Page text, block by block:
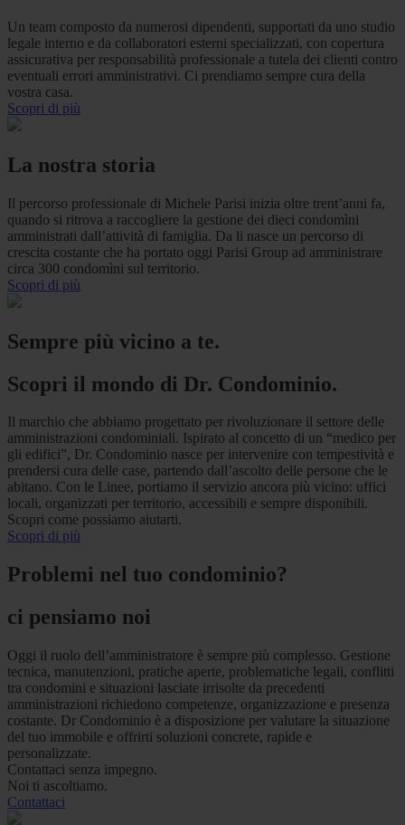
Un team composto da numerosi dipendenti, supportati da uno studio
legale interno e da collaboratori esterni specializzati, con copertura
assicurativa per responsabilità professionale a tutela dei clienti contro
eventuali errori amministrativi. Ci prendiamo sempre cura della
vostra casa.
Scopri di più
La nostra storia
Il percorso professionale di Michele Parisi inizia oltre trent’anni fa,
quando si ritrova a raccogliere la gestione dei dieci condomìni
amministrati dall’attività di famiglia. Da li nasce un percorso di
crescita costante che ha portato oggi Parisi Group ad amministrare
circa 300 condomìni sul territorio.
Scopri di più
Sempre più vicino a te.
Scopri il mondo di Dr. Condominio.
Il marchio che abbiamo progettato per rivoluzionare il settore delle
amministrazioni condominiali. Ispirato al concetto di un “medico per
gli edifici”, Dr. Condominio nasce per intervenire con tempestività e
prendersi cura delle case, partendo dall’ascolto delle persone che le
abitano. Con le Linee, portiamo il servizio ancora più vicino: uffici
locali, organizzati per territorio, accessibili e sempre disponibili.
Scopri come possiamo aiutarti.
Scopri di più
Problemi nel tuo condominio?
ci pensiamo noi
Oggi il ruolo dell’amministratore è sempre più complesso. Gestione
tecnica, manutenzioni, pratiche aperte, problematiche legali, conflitti
tra condomini e situazioni lasciate irrisolte da precedenti
amministrazioni richiedono competenze, organizzazione e presenza
costante. Dr Condominio è a disposizione per valutare la situazione
del tuo immobile e offrirti soluzioni concrete, rapide e
personalizzate.
Contattaci senza impegno.
Noi ti ascoltiamo.
Contattaci